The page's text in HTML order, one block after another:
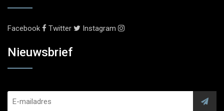
Facebook Twitter Instagram
Nieuwsbrief